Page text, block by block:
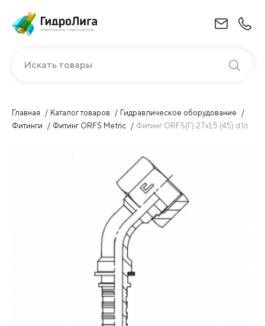
Искать товары
Главная Каталог товаров
Гидравлическое оборудование
Фитинги
Фитинг ORFS Metric Фитинг ORFS(Г) 27х1,5 (45) d.16